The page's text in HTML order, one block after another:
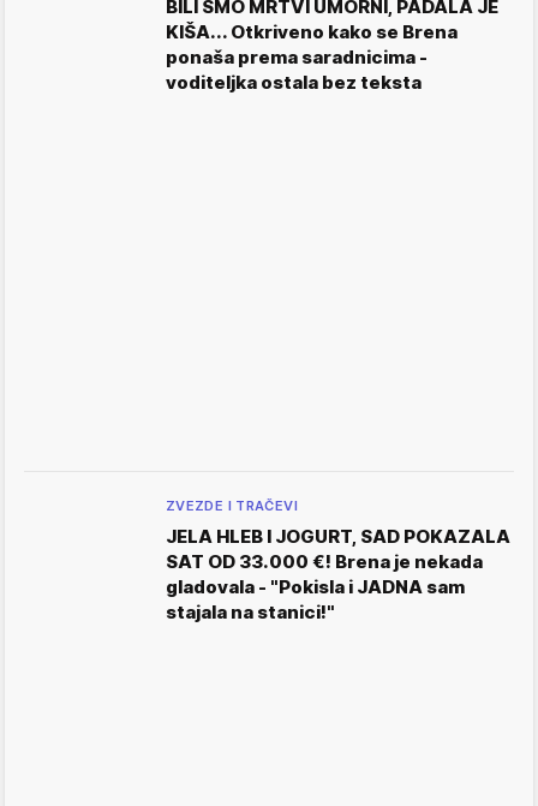
BILI SMO MRTVI UMORNI, PADALA JE
KIŠA... Otkriveno kako se Brena
ponaša prema saradnicima -
voditeljka ostala bez teksta
ZVEZDE I TRAČEVI
JELA HLEB I JOGURT, SAD POKAZALA
SAT OD 33.000 €! Brena je nekada
gladovala - "Pokisla i JADNA sam
stajala na stanici!"